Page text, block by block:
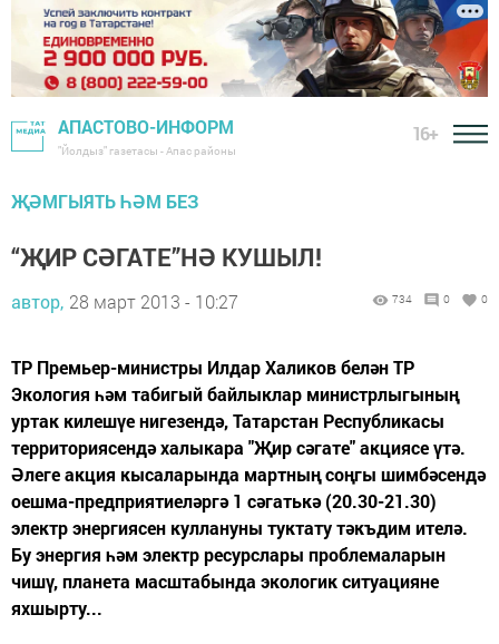
АПАСТОВО-ИНФОРМ
"Йолдыз" газетасы - Апас районы
16+
ҖӘМГЫЯТЬ ҺӘМ БЕЗ
“ҖИР СӘГАТЕ”НӘ КУШЫЛ!
автор, 28 март 2013 - 10:27 734 0 0
ТР Премьер-министры Илдар Халиков белән ТР
Экология һәм табигый байлыклар министрлыгының
уртак килешүе нигезендә, Татарстан Республикасы
территориясендә халыкара "Җир сәгате" акциясе үтә.
Әлеге акция кысаларында мартның соң­гы шимбәсендә
оешма-предприятиеләргә 1 сәгатькә (20.30-21.30)
электр энергиясен куллануны туктату тәкъдим ителә.
Бу энергия һәм электр ресурслары проб­лемаларын
чишү, планета масштабында экологик ситуацияне
яхшырту...